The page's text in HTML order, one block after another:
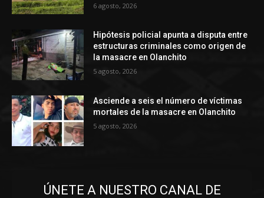
6 agosto, 2026
Hipótesis policial apunta a disputa entre
estructuras criminales como origen de
la masacre en Olanchito
5 agosto, 2026
Asciende a seis el número de víctimas
mortales de la masacre en Olanchito
5 agosto, 2026
ÚNETE A NUESTRO CANAL DE